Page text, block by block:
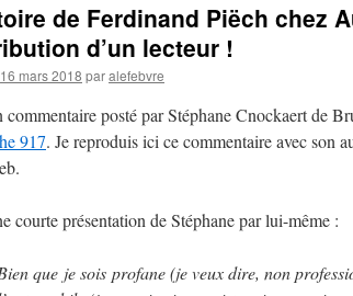
de Ferdinand Piëch chez
d’un lecteur !
16 mars 2018 paralefebvre
posté par Stéphane Cnockaert de
917. Je reproduis ici ce commentaire avec son
courte présentation de Stéphane par lui-même :
que je sois profane (je veux dire, non